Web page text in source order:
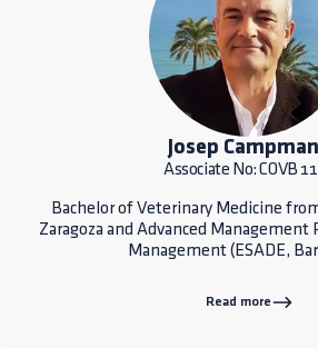
Josep
Associate No: COVB
Bachelor of Veterinary Medicine
Zaragoza and Advanced
Management (ESADE,
Read more